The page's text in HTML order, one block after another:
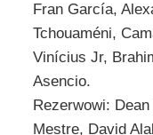
Fran García,
Tchouaméni,
Vinícius Jr,
Asencio.
Rezerwowi:
Mestre, David